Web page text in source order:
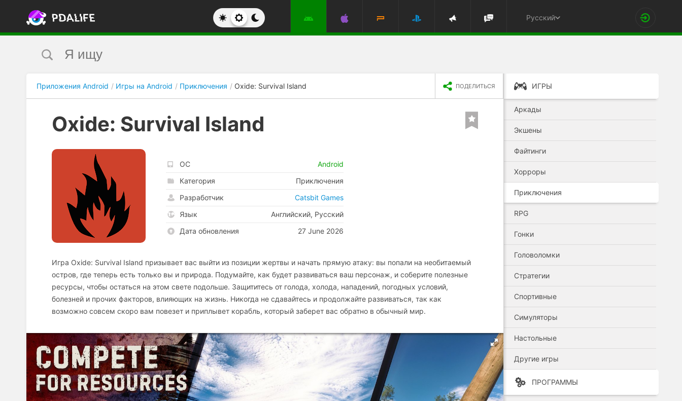
Русский
Приложения Android Игры на Android Приключения Oxide: Survival Island ПОДЕЛИТЬСЯ
Oxide: Survival Island
ОС
Android
Категория
Приключения
Разработчик
Catsbit Games
Язык
Английский, Русский
Дата обновления
27 June 2026
Игра Oxide: Survival Island призывает вас выйти из позиции жертвы и начать прямую атаку: вы попали на необитаемый
остров, где теперь есть только вы и природа. Подумайте, как будет развиваться ваш персонаж, и соберите полезные
ресурсы, чтобы остаться на этом свете подольше. Защититесь от голода, холода, нападений, погодных условий,
болезней и прочих факторов, влияющих на жизнь. Никогда не сдавайтесь и продолжайте развиваться, так как
возможно совсем скоро вам повезет и приплывет корабль, который заберет вас обратно в обычный мир.
ИГРЫ
Аркады
Экшены
Файтинги
Хорроры
Приключения
RPG
Гонки
Головоломки
Стратегии
Спортивные
Симуляторы
Настольные
Другие игры
ПРОГРАММЫ